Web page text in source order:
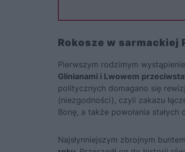
Rokosze w sarmackiej
Pierwszym rodzimym
Glinianami i Lwowem
politycznych domagano się
(niezgodności), czyli zakazu
Bonę, a także powołania
Najsłynniejszym zbrojnym